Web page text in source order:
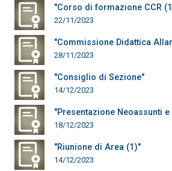
"Corso di formazione CCR
22/11/2023
"Commissione Didattica
28/11/2023
"Consiglio di Sezione"
14/12/2023
"Presentazione Neoassunti
18/12/2023
"Riunione di Area (1)"
14/12/2023